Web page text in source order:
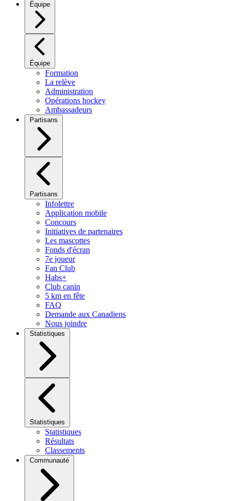
Équipe
Équipe
Formation
La relève
Administration
Opérations hockey
Ambassadeurs
Partisans
Partisans
Infolettre
Application mobile
Concours
Initiatives de partenaires
Les mascottes
Fonds d'écran
7e joueur
Fan Club
Habs+
Club canin
5 km en fête
FAQ
Demande aux Canadiens
Nous joindre
Statistiques
Statistiques
Statistiques
Résultats
Classements
Communauté